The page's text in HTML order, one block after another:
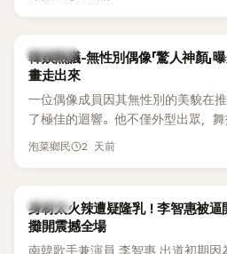
形容整場演出「就像一場豪華KTV」。
熱議討論
韓娛熱議-無性別偶像「驚人神顏」
畫走出來
一位偶像成員因其無性別的美貌在
了極佳的迴響。他不僅外型出眾，舞
泡菜鄉民 2 天前
K-POP
身材太火辣遭疑隆乳！李智惠被逼
攤開震撼全場
南韓歌手兼演員 李智惠 出道初期因